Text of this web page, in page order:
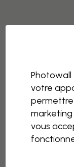
Photowall
votre
permettre
vous